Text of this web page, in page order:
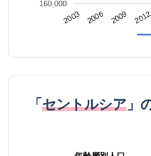
2003 2006 2009 2012
160,000
「セントルシア」